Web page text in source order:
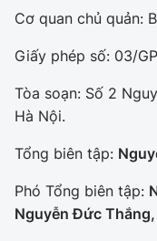
Cơ quan chủ quản:
Giấy phép số: 03/
Tòa soạn: Số 2
Hà Nội.
Tổng biên tập:
Phó Tổng biên tập:
Nguyễn Đức